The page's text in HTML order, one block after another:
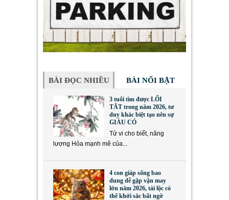
BÀI ĐỌC NHIỀU BÀI NỔI BẬT
3 tuổi tìm được LỐI
TẮT trong năm 2026, tư
duy khác biệt tạo nên sự
GIÀU CÓ
Tử vi cho biết, năng
lượng Hỏa mạnh mẽ của...
4 con giáp sống bao
dung dễ gặp vận may
lớn năm 2026, tài lộc có
thể khởi sắc bất ngờ